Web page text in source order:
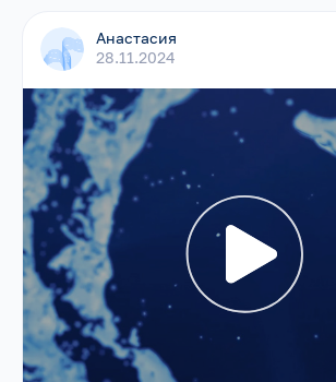
Анастасия
28.11.2024